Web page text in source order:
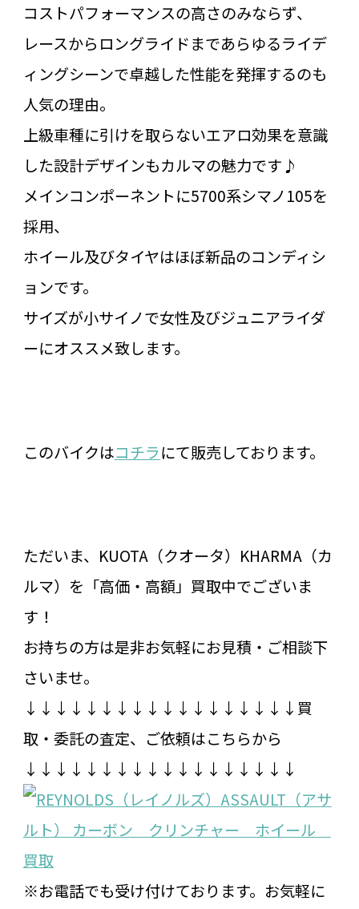
コストパフォーマンスの高さのみならず、
レースからロングライドまであらゆるライデ
ィングシーンで卓越した性能を発揮するのも
人気の理由。
上級車種に引けを取らないエアロ効果を意識
した設計デザインもカルマの魅力です♪
メインコンポーネントに5700系シマノ105を
採用、
ホイール及びタイヤはほぼ新品のコンディシ
ョンです。
サイズが小サイノで女性及びジュニアライダ
ーにオススメ致します。
このバイクはコチラにて販売しております。
ただいま、KUOTA（クオータ）KHARMA（カ
ルマ）を「高価・高額」買取中でございま
す！
お持ちの方は是非お気軽にお見積・ご相談下
さいませ。
↓↓↓↓↓↓↓↓↓↓↓↓↓↓↓↓↓↓買
取・委託の査定、ご依頼はこちらから
↓↓↓↓↓↓↓↓↓↓↓↓↓↓↓↓↓↓
※お電話でも受け付けております。お気軽に